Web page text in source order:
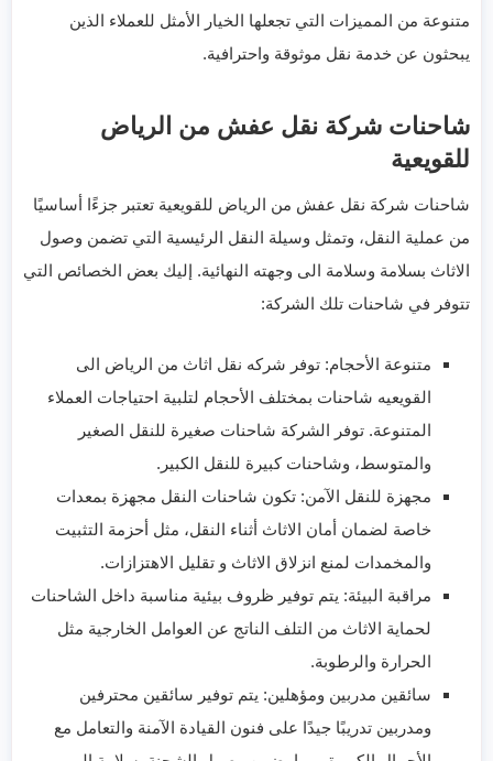
متنوعة من المميزات التي تجعلها الخيار الأمثل للعملاء الذين
يبحثون عن خدمة نقل موثوقة واحترافية.
شاحنات شركة نقل عفش من الرياض
للقويعية
شاحنات شركة نقل عفش من الرياض للقويعية تعتبر جزءًا أساسيًا
من عملية النقل، وتمثل وسيلة النقل الرئيسية التي تضمن وصول
الاثاث بسلامة وسلامة الى وجهته النهائية. إليك بعض الخصائص التي
تتوفر في شاحنات تلك الشركة:
متنوعة الأحجام: توفر شركه نقل اثاث من الرياض الى
القويعيه شاحنات بمختلف الأحجام لتلبية احتياجات العملاء
المتنوعة. توفر الشركة شاحنات صغيرة للنقل الصغير
والمتوسط، وشاحنات كبيرة للنقل الكبير.
مجهزة للنقل الآمن: تكون شاحنات النقل مجهزة بمعدات
خاصة لضمان أمان الاثاث أثناء النقل، مثل أحزمة التثبيت
والمخمدات لمنع انزلاق الاثاث و تقليل الاهتزازات.
مراقبة البيئة: يتم توفير ظروف بيئية مناسبة داخل الشاحنات
لحماية الاثاث من التلف الناتج عن العوامل الخارجية مثل
الحرارة والرطوبة.
سائقين مدربين ومؤهلين: يتم توفير سائقين محترفين
ومدربين تدريبًا جيدًا على فنون القيادة الآمنة والتعامل مع